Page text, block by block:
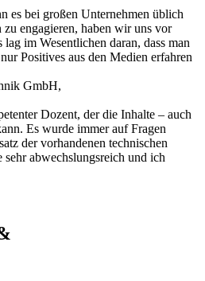
es bei großen Unternehmen üblich
zu engagieren, haben wir uns vor
im Wesentlichen daran, dass man
Positives aus den Medien erfahren
GmbH,
Dozent, der die Inhalte – auch
Es wurde immer auf Fragen
der vorhandenen technischen
abwechslungsreich und ich